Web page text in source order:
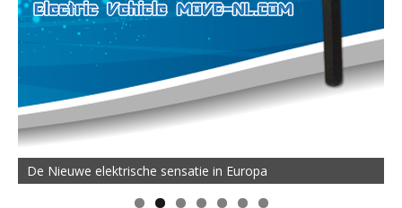
De Nieuwe elektrische sensatie in Europa